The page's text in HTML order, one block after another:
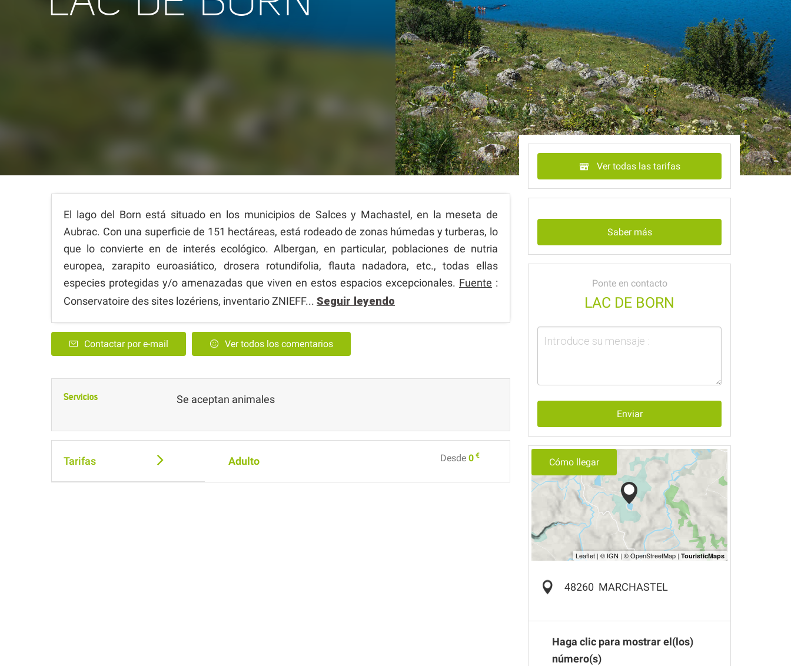
El lago del Born está situado en los municipios de Salces y Machastel, en la meseta de
Aubrac. Con una superficie de 151 hectáreas, está rodeado de zonas húmedas y turberas, lo
que lo convierte en de interés ecológico. Albergan, en particular, poblaciones de nutria
europea, zarapito euroasiático, drosera rotundifolia, flauta nadadora, etc., todas ellas
especies protegidas y/o amenazadas que viven en estos espacios excepcionales. Fuente :
Conservatoire des sites lozériens, inventario ZNIEFF... Seguir leyendo
Contactar por e-mail Ver todos los comentarios
Servicios Se aceptan animales
Tarifas Adulto Desde0 €
Ver todas las tarifas
Saber más
Ponte en contacto
LAC DE BORN
Enviar
Cómo llegar
48260 MARCHASTEL
Haga clic para mostrar el(los)
número(s)